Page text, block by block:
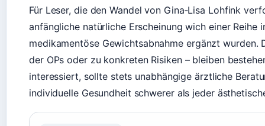
Für Leser, die den Wandel von Gina‑Lisa Lohfink
anfängliche natürliche Erscheinung wich einer
medikamentöse Gewichtsabnahme ergänzt wurden.
der OPs oder zu konkreten Risiken – bleiben
interessiert, sollte stets unabhängige ärztliche
individuelle Gesundheit schwerer als jeder